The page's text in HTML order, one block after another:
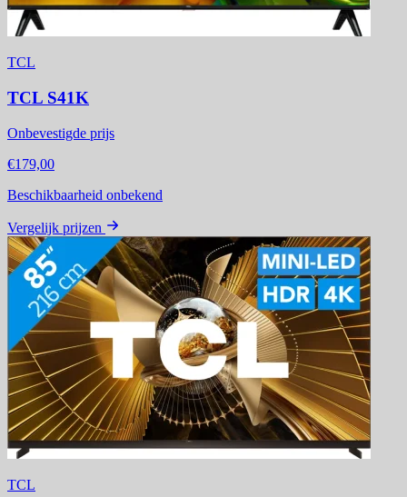
TCL
TCL S41K
Onbevestigde prijs
€179,00
Beschikbaarheid onbekend
Vergelijk prijzen
TCL